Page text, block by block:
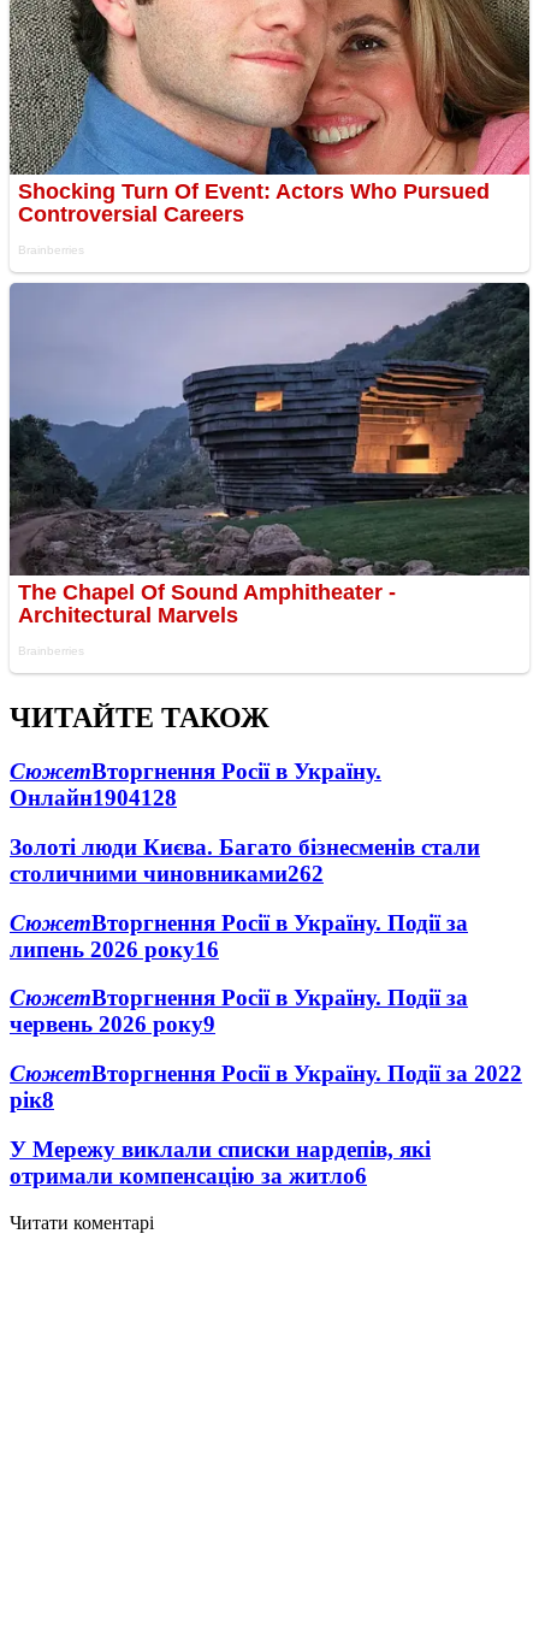
ЧИТАЙТЕ ТАКОЖ
СюжетВторгнення Росії в Україну.
Онлайн1904128
Золоті люди Києва. Багато бізнесменів стали
столичними чиновниками262
СюжетВторгнення Росії в Україну. Події за
липень 2026 року16
СюжетВторгнення Росії в Україну. Події за
червень 2026 року9
СюжетВторгнення Росії в Україну. Події за 2022
рік8
У Мережу виклали списки нардепів, які
отримали компенсацію за житло6
Читати коментарі